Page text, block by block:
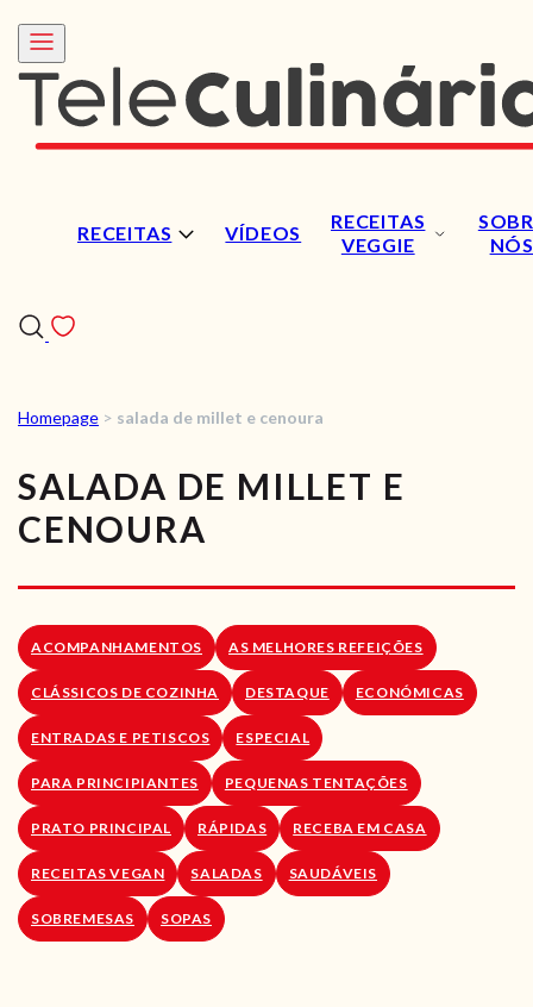
RECEITAS VÍDEOS
RECEITAS
VEGGIE
NÓS
RECEITAS
VÍDEOS
RECEITAS VEGGIE
LOJA ONLINE
BLOG
Homepage > salada de millet e cenoura
SALADA DE MILLET E
CENOURA
ACOMPANHAMENTOS AS MELHORES REFEIÇÕES
CLÁSSICOS DE COZINHA DESTAQUE ECONÓMICAS
ENTRADAS E PETISCOS ESPECIAL
PARA PRINCIPIANTES PEQUENAS TENTAÇÕES
PRATO PRINCIPAL RÁPIDAS RECEBA EM CASA
RECEITAS VEGAN SALADAS SAUDÁVEIS
SOBREMESAS SOPAS